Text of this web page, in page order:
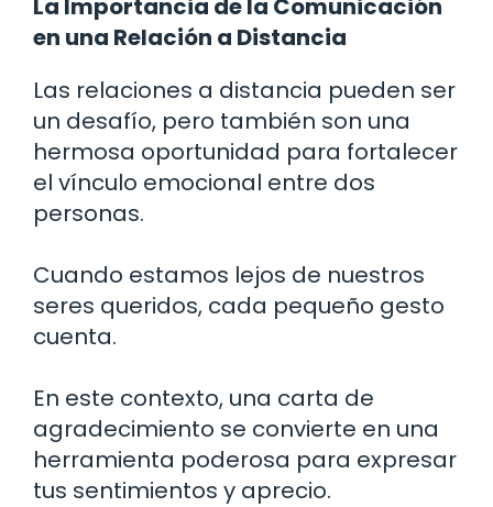
La Importancia de la Comunicación
en una Relación a Distancia
Las relaciones a distancia pueden ser
un desafío, pero también son una
hermosa oportunidad para fortalecer
el vínculo emocional entre dos
personas.
Cuando estamos lejos de nuestros
seres queridos, cada pequeño gesto
cuenta.
En este contexto, una carta de
agradecimiento se convierte en una
herramienta poderosa para expresar
tus sentimientos y aprecio.